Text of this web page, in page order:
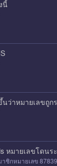
นี้
ว่าหมายเลขถูก
หมายเลขโดนร
าชิกหมายเลข